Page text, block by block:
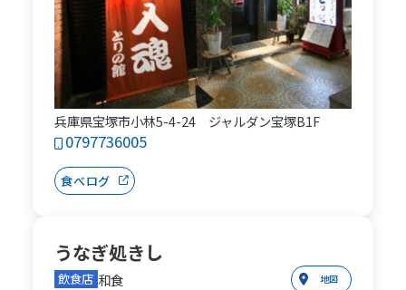
兵庫県宝塚市小林5-4-24 ジャルダン宝塚B1F
0797736005
食べログ
うなぎ処きし
飲食店 和食 地図